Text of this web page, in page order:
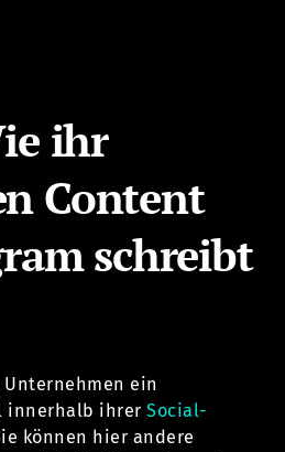
ihr
Content
schreibt
ein
innerhalb ihrer Social-
können hier andere